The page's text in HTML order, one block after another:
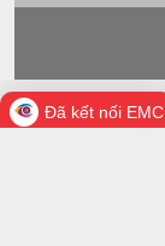
Đã kết nối EMC